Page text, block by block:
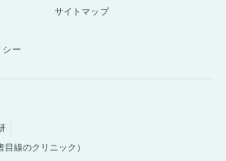
サイトマップ
シー
線のクリニック）